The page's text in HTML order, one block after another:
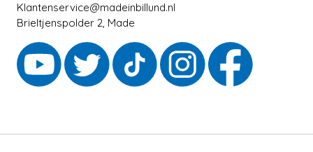
Klantenservice@madeinbillund.nl
Brieltjenspolder 2, Made